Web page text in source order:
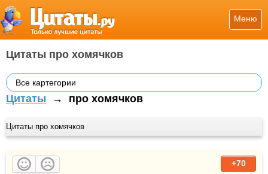
Меню
Цитаты про хомячков
Все картегории
Цитаты → про хомячков
Цитаты про хомячков
+70